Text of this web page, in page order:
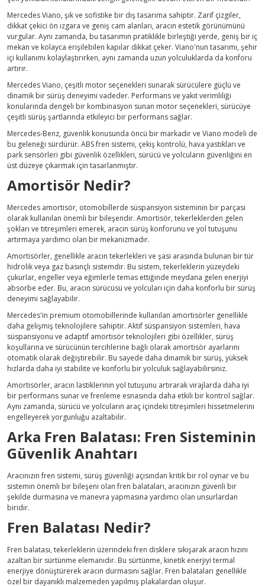
Mercedes Viano, şık ve sofistike bir dış tasarıma sahiptir. Zarif çizgiler,
dikkat çekici ön ızgara ve geniş cam alanları, aracın estetik görünümünü
vurgular. Aynı zamanda, bu tasarımın pratiklikle birleştiği yerde, geniş bir iç
mekan ve kolayca erişilebilen kapılar dikkat çeker. Viano'nun tasarımı, şehir
içi kullanımı kolaylaştırırken, aynı zamanda uzun yolculuklarda da konforu
artırır.
Mercedes Viano, çeşitli motor seçenekleri sunarak sürücülere güçlü ve
dinamik bir sürüş deneyimi vadeder. Performans ve yakıt verimliliği
konularında dengeli bir kombinasyon sunan motor seçenekleri, sürücüye
çeşitli sürüş şartlarında etkileyici bir performans sağlar.
Mercedes-Benz, güvenlik konusunda öncü bir markadır ve Viano modeli de
bu geleneği sürdürür. ABS fren sistemi, çekiş kontrolü, hava yastıkları ve
park sensörleri gibi güvenlik özellikleri, sürücü ve yolcuların güvenliğini en
üst düzeye çıkarmak için tasarlanmıştır.
Amortisör Nedir?
Mercedes amortisör, otomobillerde süspansiyon sisteminin bir parçası
olarak kullanılan önemli bir bileşendir. Amortisör, tekerleklerden gelen
şokları ve titreşimleri emerek, aracın sürüş konforunu ve yol tutuşunu
artırmaya yardımcı olan bir mekanizmadır.
Amortisörler, genellikle aracın tekerlekleri ve şasi arasında bulunan bir tür
hidrolik veya gaz basınçlı sistemdir. Bu sistem, tekerleklerin yüzeydeki
çukurlar, engeller veya eğimlerle temas ettiğinde meydana gelen enerjiyi
absorbe eder. Bu, aracın sürücüsü ve yolcuları için daha konforlu bir sürüş
deneyimi sağlayabilir.
Mercedes'in premium otomobillerinde kullanılan amortisörler genellikle
daha gelişmiş teknolojilere sahiptir. Aktif süspansiyon sistemleri, hava
süspansiyonu ve adaptif amortisör teknolojileri gibi özellikler, sürüş
koşullarına ve sürücünün tercihlerine bağlı olarak amortisör ayarlarını
otomatik olarak değiştirebilir. Bu sayede daha dinamik bir sürüş, yüksek
hızlarda daha iyi stabilite ve konforlu bir yolculuk sağlayabilirsiniz.
Amortisörler, aracın lastiklerinin yol tutuşunu artırarak virajlarda daha iyi
bir performans sunar ve frenleme esnasında daha etkili bir kontrol sağlar.
Aynı zamanda, sürücü ve yolcuların araç içindeki titreşimleri hissetmelerini
engelleyerek yorgunluğu azaltabilir.
Arka Fren Balatası: Fren Sisteminin
Güvenlik Anahtarı
Aracınızın fren sistemi, sürüş güvenliği açısından kritik bir rol oynar ve bu
sistemin önemli bir bileşeni olan fren balataları, aracınızın güvenli bir
şekilde durmasına ve manevra yapmasına yardımcı olan unsurlardan
biridir.
Fren Balatası Nedir?
Fren balatası, tekerleklerin üzerindeki fren disklere sıkışarak aracın hızını
azaltan bir sürtünme elemanıdır. Bu sürtünme, kinetik enerjiyi termal
enerjiye dönüştürerek aracın durmasını sağlar. Fren balataları genellikle
özel bir dayanıklı malzemeden yapılmış plakalardan oluşur.